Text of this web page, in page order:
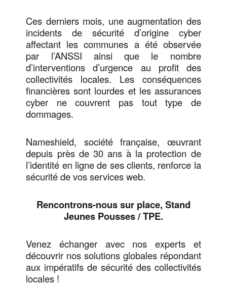
Ces derniers mois, une augmentation des
incidents de sécurité d’origine cyber
affectant les communes a été observée
par l’ANSSI ainsi que le nombre
d’interventions d’urgence au profit des
collectivités locales. Les conséquences
financières sont lourdes et les assurances
cyber ne couvrent pas tout type de
dommages.
Nameshield, société française, œuvrant
depuis près de 30 ans à la protection de
l’identité en ligne de ses clients, renforce la
sécurité de vos services web.
Rencontrons-nous sur place, Stand
Jeunes Pousses / TPE.
Venez échanger avec nos experts et
découvrir nos solutions globales répondant
aux impératifs de sécurité des collectivités
locales !